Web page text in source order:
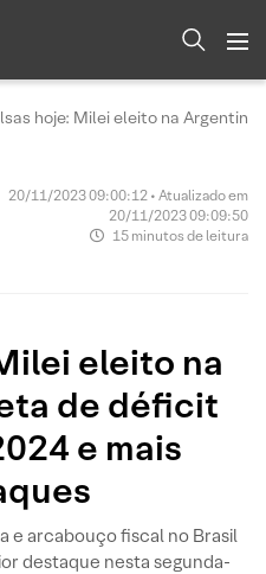
hoje: Milei eleito na
20/11/2023 09:00:12 • Atualizado em
20/11/2023 09:09:50
15 minutos de leitura
eleito na
de déficit
e mais
e arcabouço fiscal no Brasil
destaque nesta segunda-